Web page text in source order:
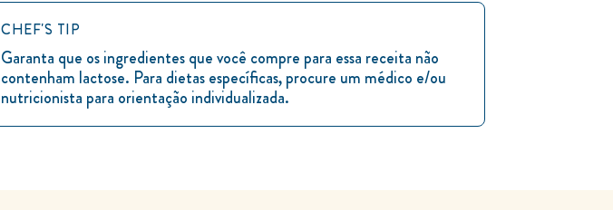
CHEF'S TIP
Garanta que os ingredientes que você compre para essa receita não
contenham lactose. Para dietas específicas, procure um médico e/ou
nutricionista para orientação individualizada.